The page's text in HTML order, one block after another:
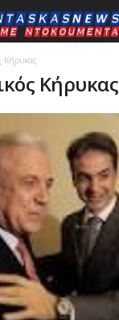
Κήρυκας
Κήρυκας